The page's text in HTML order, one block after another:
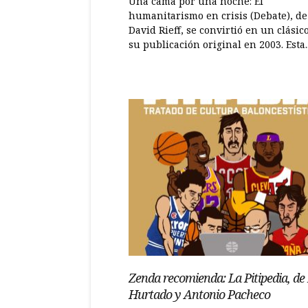
humanitarismo en crisis (Debate), de
David Rieff, se convirtió en un
su publicación original en 2003.
Zenda recomienda: La Pitipedia,
Hurtado y Antonio Pacheco